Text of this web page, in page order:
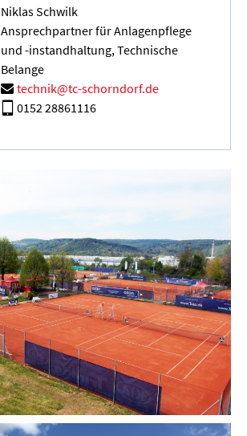
Niklas Schwilk
Ansprechpartner für Anlagenpflege
und -instandhaltung, Technische
Belange
technik@tc-schorndorf.de
0152 28861116